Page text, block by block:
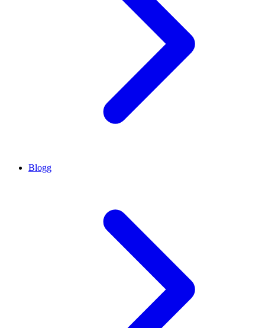
Blogg